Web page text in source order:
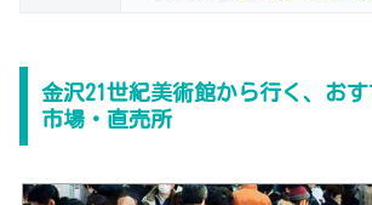
金沢21世紀美術館から行く、おす
市場・直売所